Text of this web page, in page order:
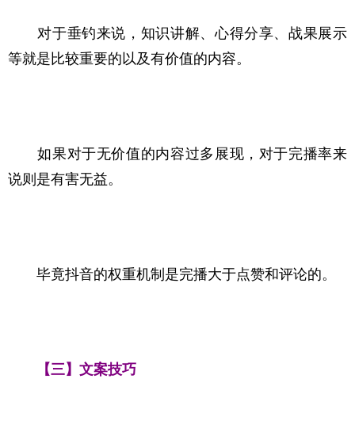
对于垂钓来说，知识讲解、心得分享、战果展示
等就是比较重要的以及有价值的内容。
如果对于无价值的内容过多展现，对于完播率来
说则是有害无益。
毕竟抖音的权重机制是完播大于点赞和评论的。
【三】文案技巧